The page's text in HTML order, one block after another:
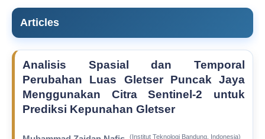
Articles
Analisis Spasial dan Temporal
Perubahan Luas Gletser Puncak Jaya
Menggunakan Citra Sentinel-2 untuk
Prediksi Kepunahan Gletser
(Institut Teknologi Bandung, Indonesia)